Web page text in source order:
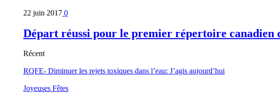
22 juin 2017 0
Départ réussi pour le premier répertoire canadien
Récent
RQFE- Diminuer les rejets toxiques dans l’eau: J’agis aujourd’hui
Joyeuses Fêtes